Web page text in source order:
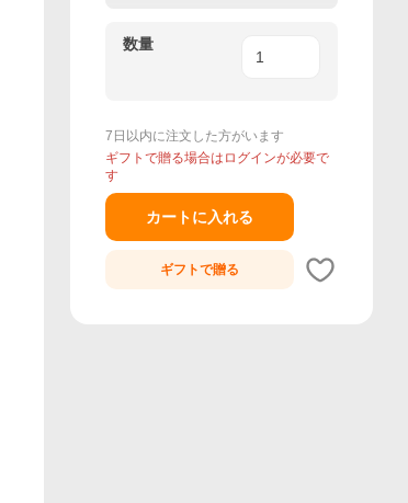
数量
7日以内に注文した方がいます
ギフトで贈る場合はログインが必要で
す
カートに入れる
ギフトで贈る